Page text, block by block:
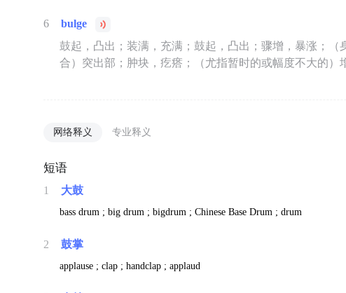
6
bulge
鼓起，凸出；装满，充满；鼓起，凸出；骤增，暴涨；（
合）突出部；肿块，疙瘩；（尤指暂时的或幅度不大的）
网络释义 专业释义
短语
1 大鼓
bass drum ; big drum ; bigdrum ; Chinese Base Drum ; drum
2 鼓掌
applause ; clap ; handclap ; applaud